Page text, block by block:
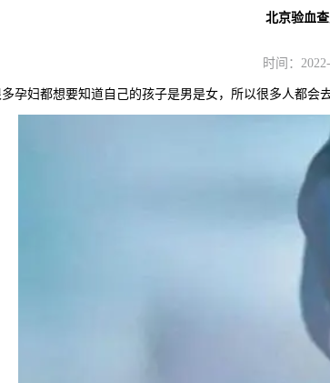
北京验血
时间：
妇都想要知道自己的孩子是男是女，所以很多人都会